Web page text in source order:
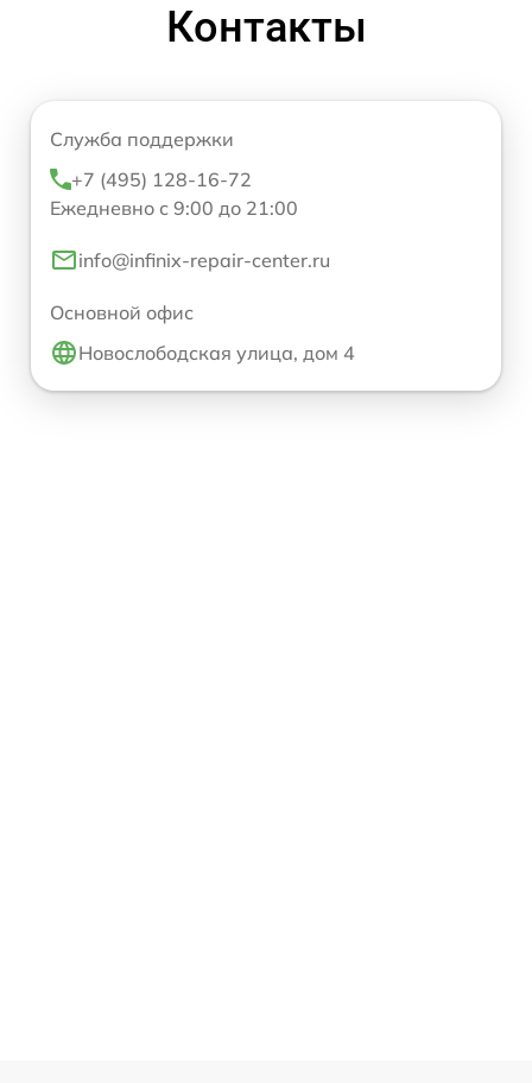
Контакты
Служба поддержки
+7 (495) 128-16-72
Ежедневно с 9:00 до 21:00
info@infinix-repair-center.ru
Основной офис
Новослободская улица, дом 4